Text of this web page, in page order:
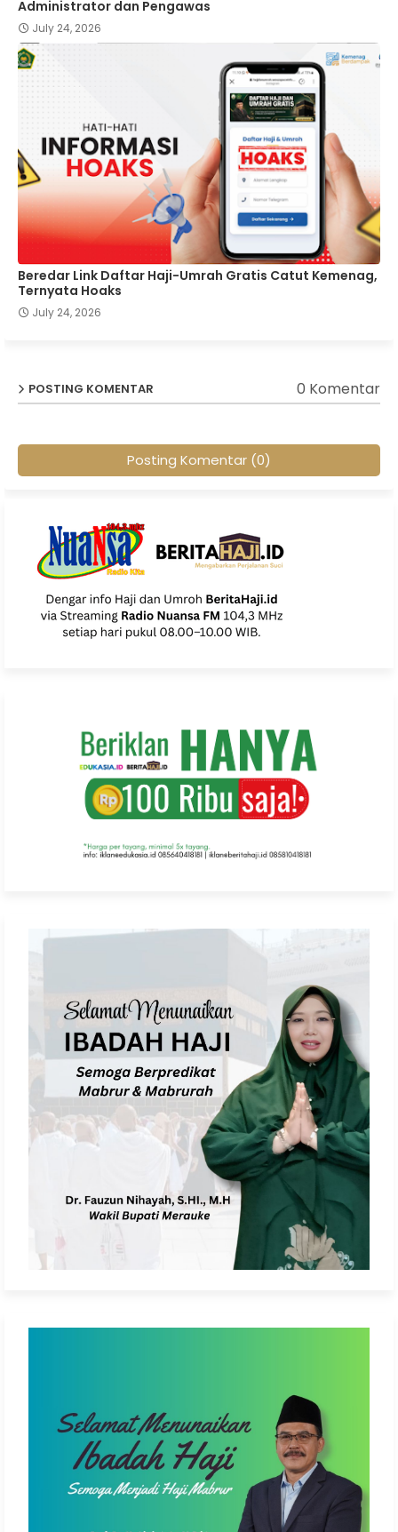
Administrator dan Pengawas
July 24, 2026
Beredar Link Daftar Haji-Umrah Gratis Catut Kemenag,
Ternyata Hoaks
July 24, 2026
POSTING KOMENTAR 0 Komentar
Posting Komentar (0)